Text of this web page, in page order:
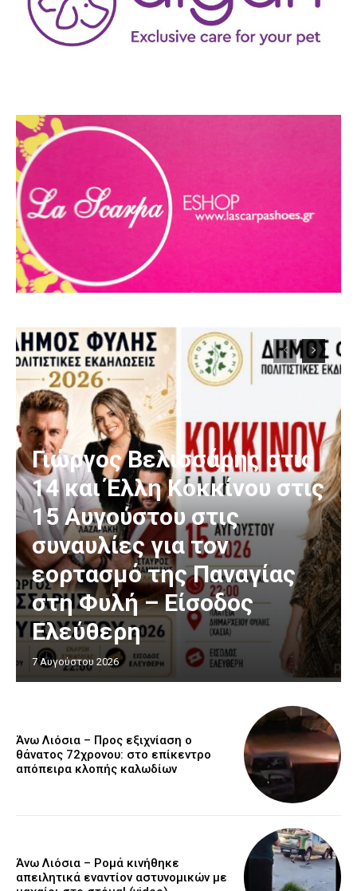
Γιώργος Βελισσάρης στις
14 και Έλλη Κοκκίνου στις
15 Αυγούστου στις
συναυλίες για τον
εορτασμό της Παναγίας
στη Φυλή – Είσοδος
Ελεύθερη
7 Αυγούστου 2026
Άνω Λιόσια – Προς εξιχνίαση ο
θάνατος 72χρονου: στο επίκεντρο
απόπειρα κλοπής καλωδίων
Άνω Λιόσια – Ρομά κινήθηκε
απειλητικά εναντίον αστυνομικών με